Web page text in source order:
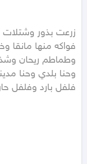
فلفل بارد وفلفل